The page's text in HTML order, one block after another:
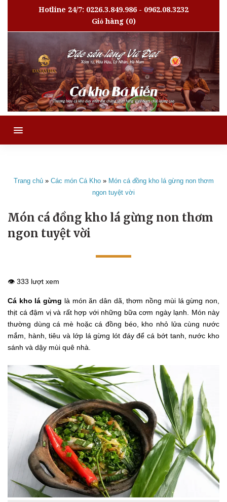
Hotline 24/7: 0226.3.849.986 - 0962.08.3232
Giỏ hàng(0)
MENU
Trang chủ» Các món Cá Kho» Món cá đồng kho lá gừng non thơm
ngon tuyệt vời
Món cá đồng kho lá gừng non thơm
ngon tuyệt vời
👁️ 333 lượt xem
Cá kho lá gừng là món ăn dân dã, thơm nồng mùi lá gừng non,
thịt cá đậm vị và rất hợp với những bữa cơm ngày lạnh. Món này
thường dùng cá mè hoặc cá đồng béo, kho nhỏ lửa cùng nước
mắm, hành, tiêu và lớp lá gừng lót đáy để cá bớt tanh, nước kho
sánh và dậy mùi quê nhà.